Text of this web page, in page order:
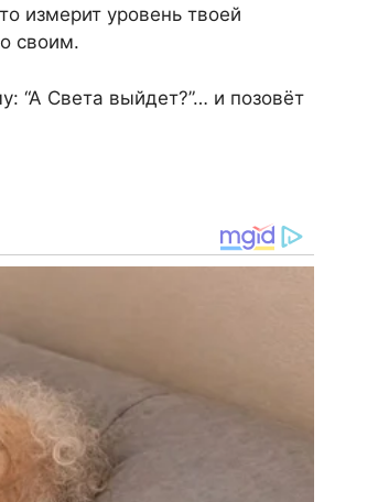
измерит уровень твоей
своим.
“А Света выйдет?”… и позовёт